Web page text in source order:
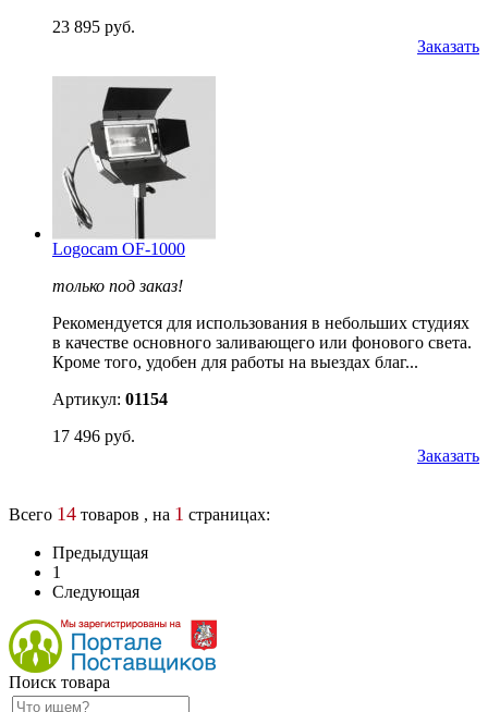
23 895 руб.
Заказать
Logocam OF-1000
только под заказ!
Рекомендуется для использования в небольших студиях
в качестве основного заливающего или фонового света.
Кроме того, удобен для работы на выездах благ...
Артикул: 01154
17 496 руб.
Заказать
Всего 14 товаров , на 1 страницах:
Предыдущая
1
Следующая
Поиск товара